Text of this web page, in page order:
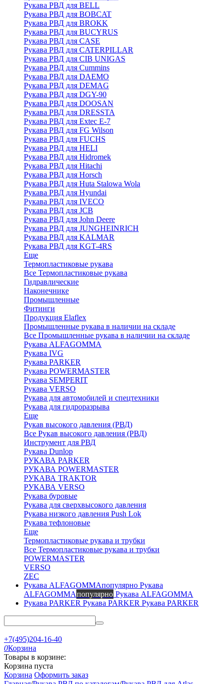
Рукава РВД для BELL
Рукава РВД для BOBCAT
Рукава РВД для BROKK
Рукава РВД для BUCYRUS
Рукава РВД для CASE
Рукава РВД для CATERPILLAR
Рукава РВД для CIB UNIGAS
Рукава РВД для Cummins
Рукава РВД для DAEMO
Рукава РВД для DEMAG
Рукава РВД для DGY-90
Рукава РВД для DOOSAN
Рукава РВД для DRESSTA
Рукава РВД для Extec E-7
Рукава РВД для FG Wilson
Рукава РВД для FUCHS
Рукава РВД для HELI
Рукава РВД для Hidromek
Рукава РВД для Hitachi
Рукава РВД для Horsch
Рукава РВД для Huta Stalowa Wola
Рукава РВД для Hyundai
Рукава РВД для IVECO
Рукава РВД для JCB
Рукава РВД для John Deere
Рукава РВД для JUNGHEINRICH
Рукава РВД для KALMAR
Рукава РВД для KGT-4RS
Еще
Термопластиковые рукава
Все Термопластиковые рукава
Гидравлические
Наконечнике
Промышленные
Фитинги
Продукция Elaflex
Промышленные рукава в наличии на складе
Все Промышленные рукава в наличии на складе
Рукава ALFAGOMMA
Рукава IVG
Рукава PARKER
Рукава POWERMASTER
Рукава SEMPERIT
Рукава VERSO
Рукава для автомобилей и спецтехники
Рукава для гидроразрыва
Еще
Рукав высокого давления (РВД)
Все Рукав высокого давления (РВД)
Инструмент для РВД
Рукава Dunlop
РУКАВА PARKER
РУКАВА POWERMASTER
РУКАВА TRAKTOR
РУКАВА VERSO
Рукава буровые
Рукава для сверхвысокого давления
Рукава низкого давления Push Lok
Рукава тефлоновые
Еще
Термопластиковые рукава и трубки
Все Термопластиковые рукава и трубки
POWERMASTER
VERSO
ZEC
Рукава
ALFAGOMMAпопулярно Рукава ALFAGOMMA
Рукава PARKER Рукава PARKER
+7(495)204-16-40
0Корзина
Товары в корзине:
Корзина пуста
Корзина Оформить заказ